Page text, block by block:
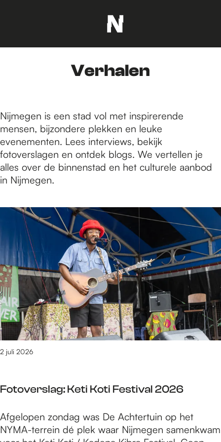
a
n
a
d
e
h
o
m
a
g
e
Verhalen
Nijmegen is een stad vol met inspirerende
mensen, bijzondere plekken en leuke
evenementen. Lees interviews, bekijk
fotoverslagen en ontdek blogs. We vertellen je
alles over de binnenstad en het culturele aanbod
in Nijmegen.
1
/
2
7
v
a
n
1
6
r
s
u
l
Fotoverslag: Keti Koti Festival 2026
2 juli 2026
F
o
Afgelopen zondag was De Achtertuin op het
NYMA-terrein dé plek waar Nijmegen samenkwam